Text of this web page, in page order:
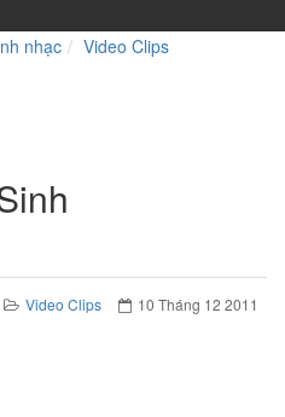
nhạc
Video Clips
Video Clips 10 Tháng 12 2011